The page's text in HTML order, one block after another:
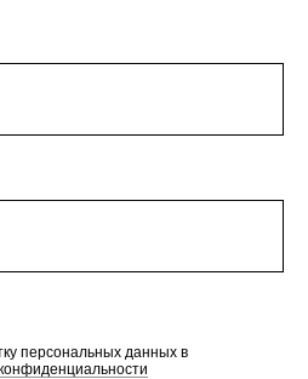
персональных данных в